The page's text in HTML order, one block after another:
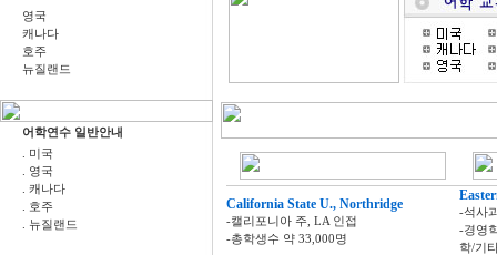
영국
캐나다
호주
뉴질랜드
어학연수 일반안내
. 미국
. 영국
. 캐나다
. 호주
. 뉴질랜드
California State U., Northridge
-캘리포니아 주, LA 인접
-총학생수 약 33,000명
-석사
-경영
학/기